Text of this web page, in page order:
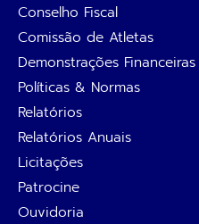
Conselho Fiscal
Comissão de Atletas
Demonstrações Financeiras
Políticas & Normas
Relatórios
Relatórios Anuais
Licitações
Patrocine
Ouvidoria